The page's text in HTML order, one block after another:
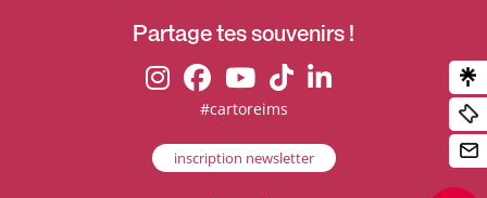
Partage tes souvenirs !
#cartoreims
inscription newsletter